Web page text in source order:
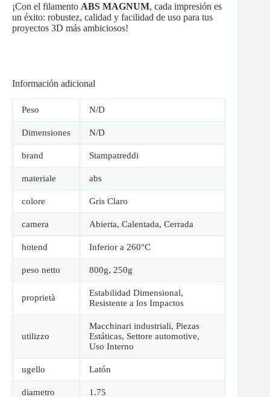
¡Con el filamento ABS MAGNUM, cada impresión es
un éxito: robustez, calidad y facilidad de uso para tus
proyectos 3D más ambiciosos!
Información adicional
Peso N/D
Dimensiones N/D
brand Stampatreddi
materiale abs
colore Gris Claro
camera Abierta, Calentada, Cerrada
hotend Inferior a 260°C
peso netto 800g, 250g
proprietà Estabilidad Dimensional,
Resistente a los Impactos
utilizzo
Macchinari industriali, Piezas
Estáticas, Settore automotive,
Uso Interno
ugello Latón
diametro 1.75